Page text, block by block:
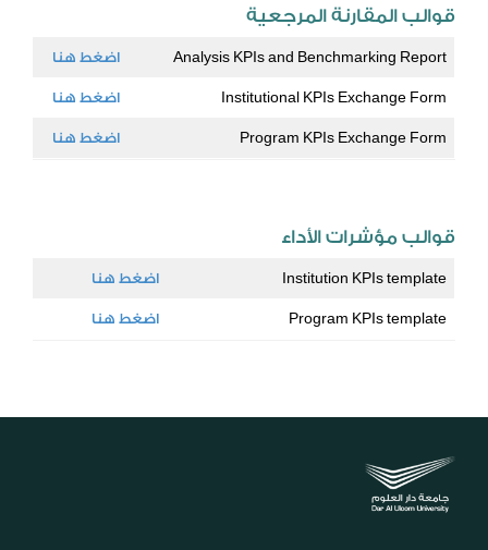
قوالب المقارنة المرجعية
Analysis KPIs and Benchmarking Report اضغط هنا
Institutional KPIs Exchange Form اضغط هنا
Program KPIs Exchange Form اضغط هنا
قوالب مؤشرات الأداء
Institution KPIs template اضغط هنا
Program KPIs template اضغط هنا